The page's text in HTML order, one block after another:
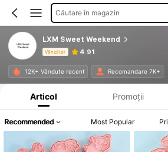
Căutare în magazin
LXM Sweet Weekend
Vânzător 4.91
12K+ Vândute recent Recomandare 7K+
Informații despre produs: Divulgarea prețului,
Articol Promoții
Recommended Most Popular